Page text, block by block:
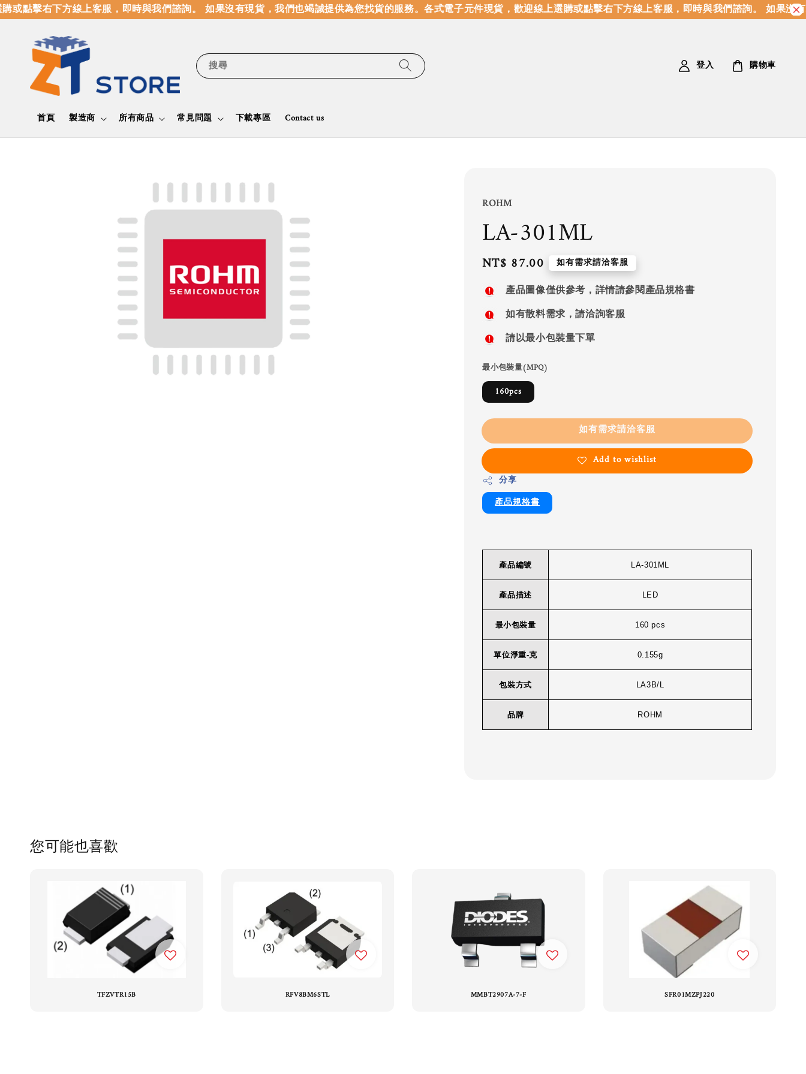
點擊右下方線上客服，即時與我們諮詢。 如果沒有現貨，我們也竭誠提供為您找貨的服務。各式電子元件現貨，歡迎線上選購或點擊右下方線上客服，即時與我們諮詢。 如果沒有
搜尋
首頁 製造商 所有商品 常見問題 下載專區 Contact us
登入 購物車
ROHM
LA-301ML
Regular
price
NT$ 87.00 如有需求請洽客服
產品圖像僅供參考，詳情請參閱產品規格書
如有散料需求，請洽詢客服
請以最小包裝量下單
最小包裝量(MPQ)
160pcs
如有需求請洽客服
Add to wishlist
分享
產品規格書
產品編號 LA-301ML
產品描述 LED
最小包裝量 160 pcs
單位淨重-克 0.155g
包裝方式 LA3B/L
品牌 ROHM
您可能也喜歡
TFZVTR15B RFV8BM6STL MMBT2907A-7-F SFR01MZPJ220